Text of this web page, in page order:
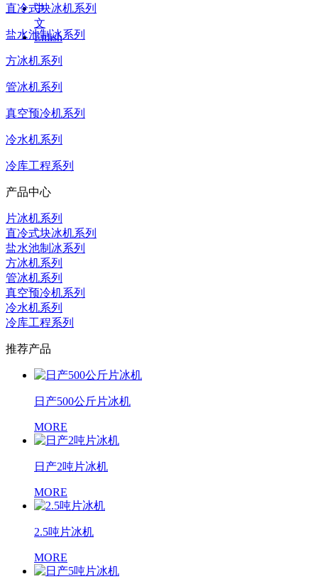
中
文
Enlish
直冷式块冰机系列
盐水池制冰系列
方冰机系列
管冰机系列
真空预冷机系列
冷水机系列
冷库工程系列
产品中心
片冰机系列
直冷式块冰机系列
盐水池制冰系列
方冰机系列
管冰机系列
真空预冷机系列
冷水机系列
冷库工程系列
推荐产品
日产500公斤片冰机
MORE
日产2吨片冰机
MORE
2.5吨片冰机
MORE